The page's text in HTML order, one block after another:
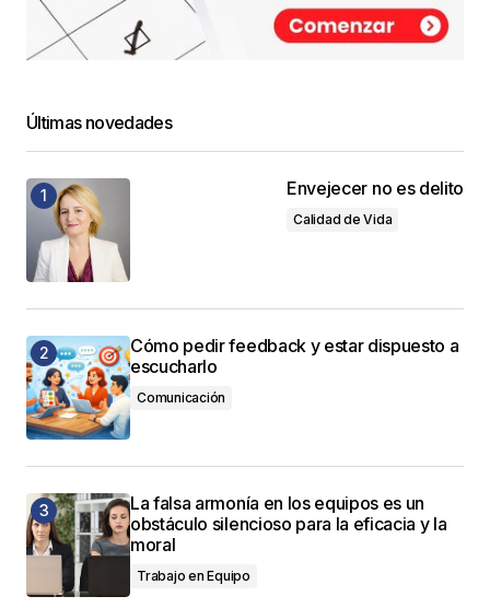
Últimas novedades
Envejecer no es delito
Calidad de Vida
Cómo pedir feedback y estar dispuesto a
escucharlo
Comunicación
La falsa armonía en los equipos es un
obstáculo silencioso para la eficacia y la
moral
Trabajo en Equipo